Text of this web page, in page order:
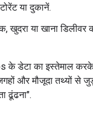
या दुकानें.
खुदरा या खाना
के डेटा का इस्तेमाल करके
और मौजूदा तथ्यों से
ढूंढना".